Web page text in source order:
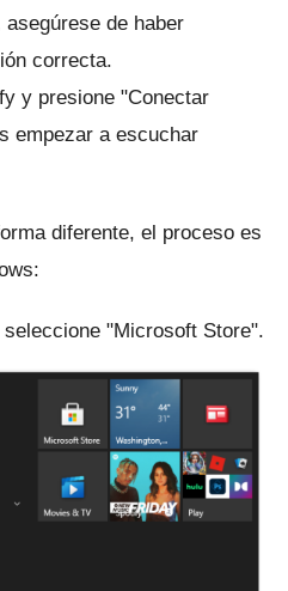
de haber
correcta.
y presione "Conectar
empezar a escuchar
diferente, el proceso es
"Microsoft Store".